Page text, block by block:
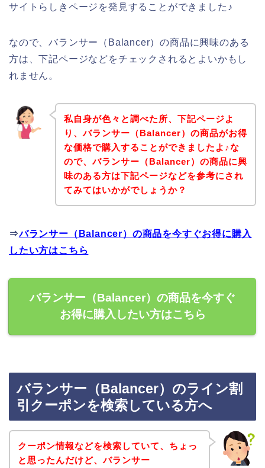
サイトらしきページを発見することができました♪
なので、バランサー（Balancer）の商品に興味のある
方は、下記ページなどをチェックされるとよいかもし
れません。
私自身が色々と調べた所、下記ページよ
り、バランサー（Balancer）の商品がお得
な価格で購入することができましたよ♪な
ので、バランサー（Balancer）の商品に興
味のある方は下記ページなどを参考にされ
てみてはいかがでしょうか？
⇒バランサー（Balancer）の商品を今すぐお得に購入
したい方はこちら
バランサー（Balancer）の商品を今すぐ
お得に購入したい方はこちら
バランサー（Balancer）のライン割
引クーポンを検索している方へ
クーポン情報などを検索していて、ちょっ
と思ったんだけど、バランサー